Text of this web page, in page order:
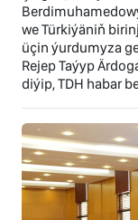
we Türkiýäniň
üçin ýurdumyza
Rejep Taýyp
diýip, TDH habar